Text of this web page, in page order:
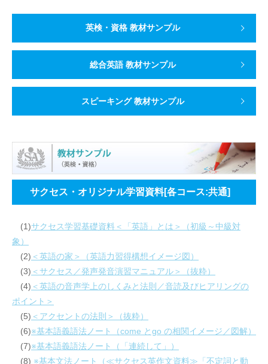
英検・資格 教材サンプル
総合英語 教材サンプル
スピーキング 教材サンプル
サクセス・オリジナル学習資料[各コース:共通]
(1)サクセス学習基礎資料＜「英語」とは＞（初級～中級対
象）
(2) ＜英語の家＞（英語力習得構想イメージ図）
(3) ＜サクセス／発声発音演習マニュアル＞（抜粋）
(4) ＜英語の音声学上のしくみと法則／音読及びヒアリングの
ポイント＞
(5) ＜アクセントの法則＞（抜粋）
(6)※基本語義語法ノート（come とgo の相関イメージ／図解）
(7)※基本語義語法ノート（「連続して」）
(8) ※基本文法ノート（≪サクセス英作文資料≫「不定詞と動